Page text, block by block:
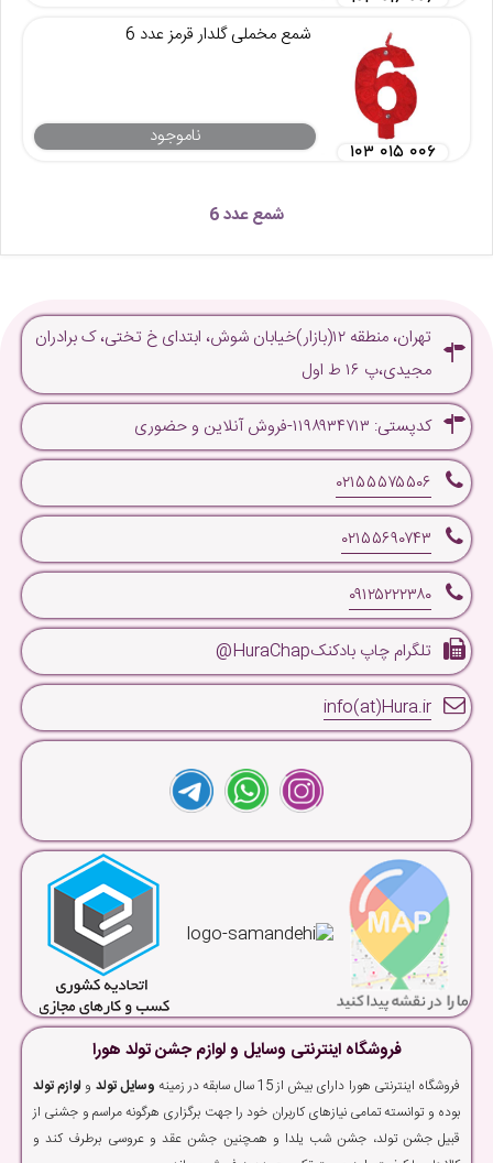
شمع مخملی گلدار قرمز عدد 6
ناموجود
۱۰۳ ۰۱۵ ۰۰۶
شمع عدد 6
تهران، منطقه ۱۲(بازار)خیابان شوش، ابتدای خ تختی، ک برادران
مجیدی،پ ۱۶ ط اول
کدپستی: ۱۱۹۸۹۳۴۷۱۳-فروش آنلاین و حضوری
۰۲۱۵۵۵۷۵۵۰۶
۰۲۱۵۵۶۹۰۷۴۳
۰۹۱۲۵۲۲۲۳۸۰
تلگرام چاپ بادکنکHuraChap@
info(at)Hura.ir
فروشگاه اینترنتی وسایل و لوازم جشن تولد هورا
فروشگاه اینترنتی هورا دارای بیش از 15 سال سابقه در زمینه وسایل تولد و لوازم تولد
بوده و توانسته تمامی نیازهای کاربران خود را جهت برگزاری هرگونه مراسم و جشنی از
قبیل جشن تولد، جشن شب یلدا و همچنین جشن عقد و عروسی برطرف کند و